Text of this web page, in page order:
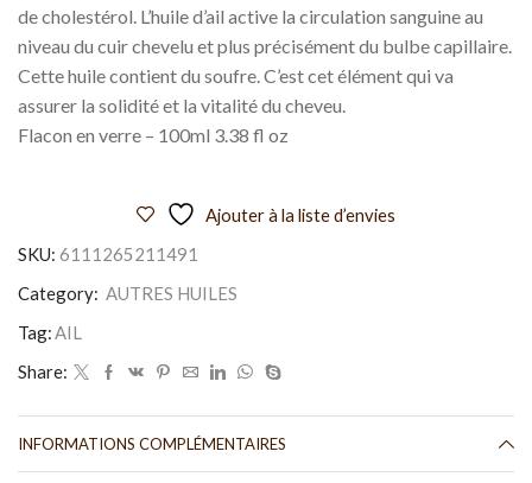
de cholestérol. L’huile d’ail active la circulation sanguine au
niveau du cuir chevelu et plus précisément du bulbe capillaire.
Cette huile contient du soufre. C’est cet élément qui va
assurer la solidité et la vitalité du cheveu.
Flacon en verre – 100ml 3.38 fl oz
Ajouter à la liste d’envies
SKU: 6111265211491
Category: AUTRES HUILES
Tag:AIL
Share:
INFORMATIONS COMPLÉMENTAIRES